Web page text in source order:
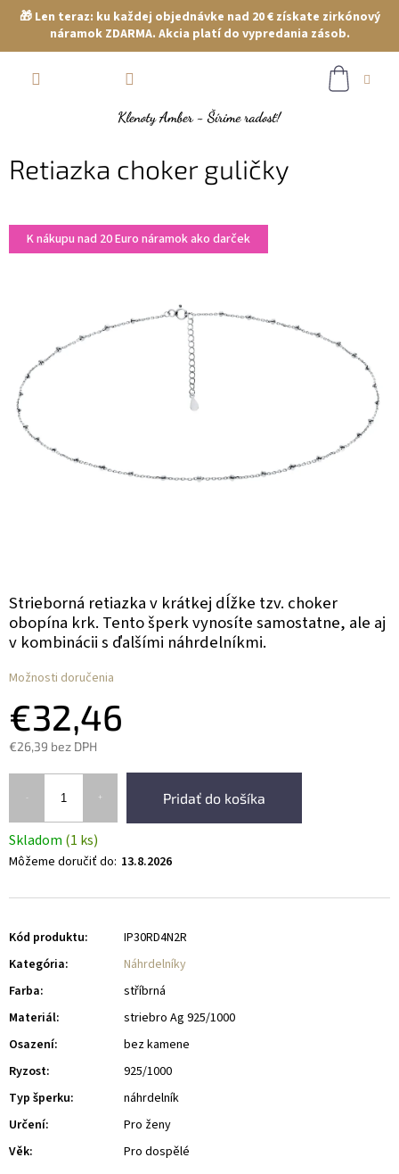
🎁 Len teraz: ku každej objednávke nad 20 € získate zirkónový
náramok ZDARMA. Akcia platí do vypredania zásob.
Retiazka choker guličky
K nákupu nad 20 Euro náramok ako darček
€32,46
€26,39 bez DPH
Pridať do košíka
Skladom (1 ks)
Môžeme doručiť do: 13.8.2026
Možnosti doručenia
Strieborná retiazka v krátkej dĺžke tzv. choker
obopína krk. Tento šperk vynosíte samostatne, ale aj
v kombinácii s ďalšími náhrdelníkmi.
Kód produktu:
IP30RD4N2R
Kategória:
Náhrdelníky
Farba:
stříbrná
Materiál:
striebro Ag 925/1000
Osazení:
bez kamene
Ryzost:
925/1000
Typ šperku:
náhrdelník
Určení:
Pro ženy
Věk: Pro dospělé